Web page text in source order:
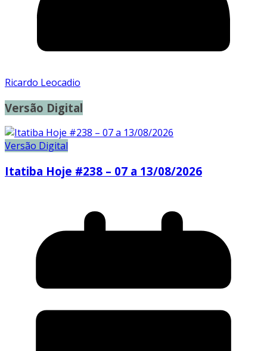
Ricardo Leocadio
Versão Digital
Versão Digital
Itatiba Hoje #238 – 07 a 13/08/2026